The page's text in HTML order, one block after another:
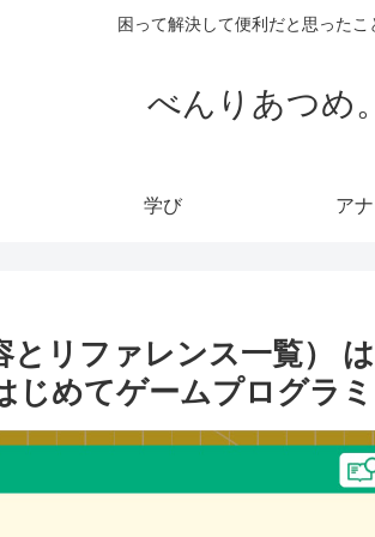
困って解決して便利だと思ったこ
べんりあつめ。
学び ア
リファレンス一覧）
めてゲームプログラミ